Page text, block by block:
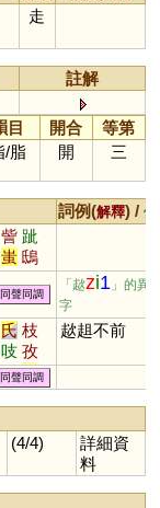
走
註解
目 開合
等第
/脂 開 三
詞例(解釋) /
訾 跐
蚩 鴟
螭 玼
偨 齹
鈭 蠀
同聲同調
「趑zi1 」的異
字
氏 枝
吱 孜
蜘 祗
孳 榰
卮 孖
疧 胝
秖 胑
衼 璾
鈭 鶅
趑趄不前
同聲同調
(4/4)
詳細資
料